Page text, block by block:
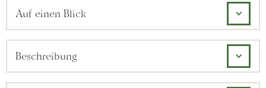
Auf einen Blick
Beschreibung